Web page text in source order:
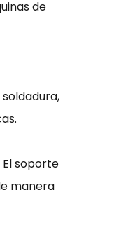
de
soporte
manera